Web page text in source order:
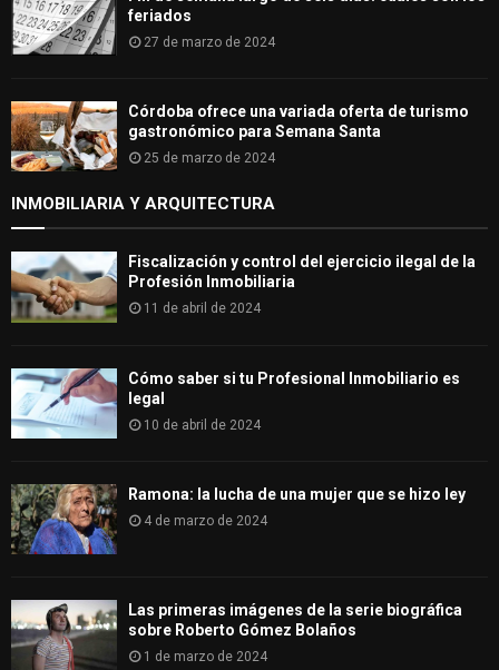
feriados
27 de marzo de 2024
Córdoba ofrece una variada oferta de turismo
gastronómico para Semana Santa
25 de marzo de 2024
INMOBILIARIA Y ARQUITECTURA
Fiscalización y control del ejercicio ilegal de la
Profesión Inmobiliaria
11 de abril de 2024
Cómo saber si tu Profesional Inmobiliario es
legal
10 de abril de 2024
Ramona: la lucha de una mujer que se hizo ley
4 de marzo de 2024
Las primeras imágenes de la serie biográfica
sobre Roberto Gómez Bolaños
1 de marzo de 2024